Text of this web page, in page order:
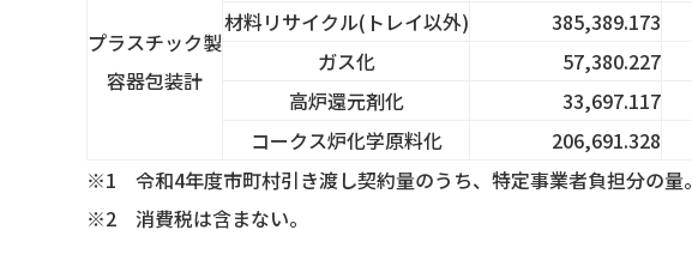
プラスチック製
容器包装計
材料リサイクル(トレイ以外) 385,389.173
ガス化
57,380.227
高炉還元剤化
33,697.117
コークス炉化学原料化
206,691.328
※1 令和4年度市町村引き渡し契約量のうち、特定事業者負担分の量。
※2 消費税は含まない。